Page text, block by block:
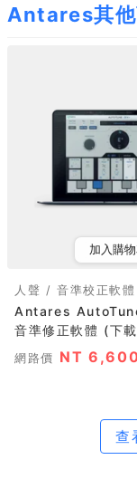
Antares其他
加入購
人聲 / 音準校正軟體
Antares
音準修正軟體 (下
網路價 NT
查